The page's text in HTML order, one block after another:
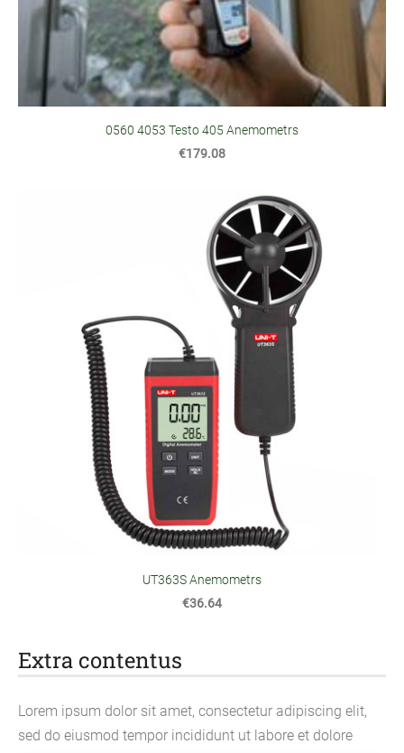
Extra contentus
Lorem ipsum dolor sit amet, consectetur adipiscing elit,
sed do eiusmod tempor incididunt ut labore et dolore
0560 4053 Testo 405 Anemometrs
€179.08
UT363S Anemometrs
€36.64